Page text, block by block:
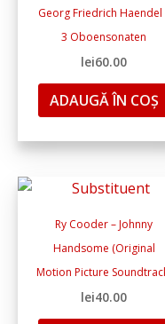
Georg Friedrich Haendel
3 Oboensonaten
lei60.00
ADAUGĂ ÎN COȘ
Ry Cooder – Johnny
Handsome (Original
Motion Picture
lei40.00